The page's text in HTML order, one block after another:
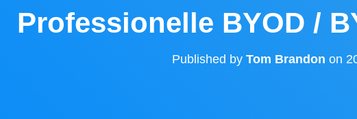
Professionelle BYOD /
Published by Tom Brandon on